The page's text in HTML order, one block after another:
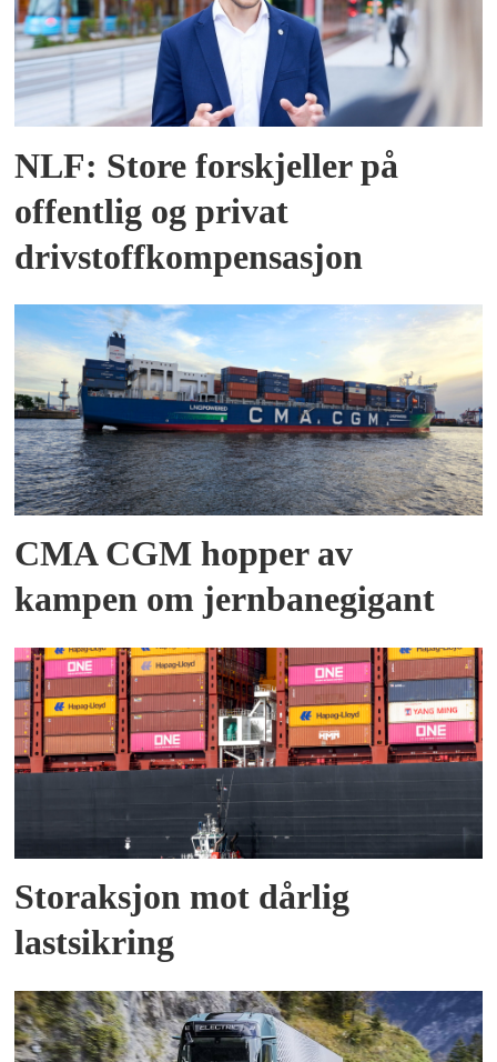
NLF: Store forskjeller på
offentlig og privat
drivstoffkompensasjon
CMA CGM hopper av
kampen om jernbanegigant
Storaksjon mot dårlig
lastsikring